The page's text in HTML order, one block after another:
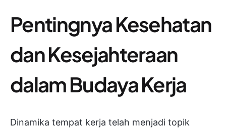
Pentingnya Kesehatan
dan Kesejahteraan
dalam Budaya Kerja
Dinamika tempat kerja telah menjadi topik